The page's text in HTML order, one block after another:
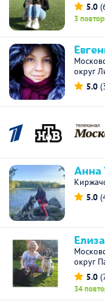
5.0
3
округ
5.0
Анна
5.0
округ
5.0
34